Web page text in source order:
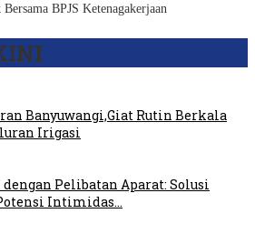
Banyuwangi,Giat Rutin Berkala
Irigasi
Pelibatan Aparat: Solusi
Intimidas…